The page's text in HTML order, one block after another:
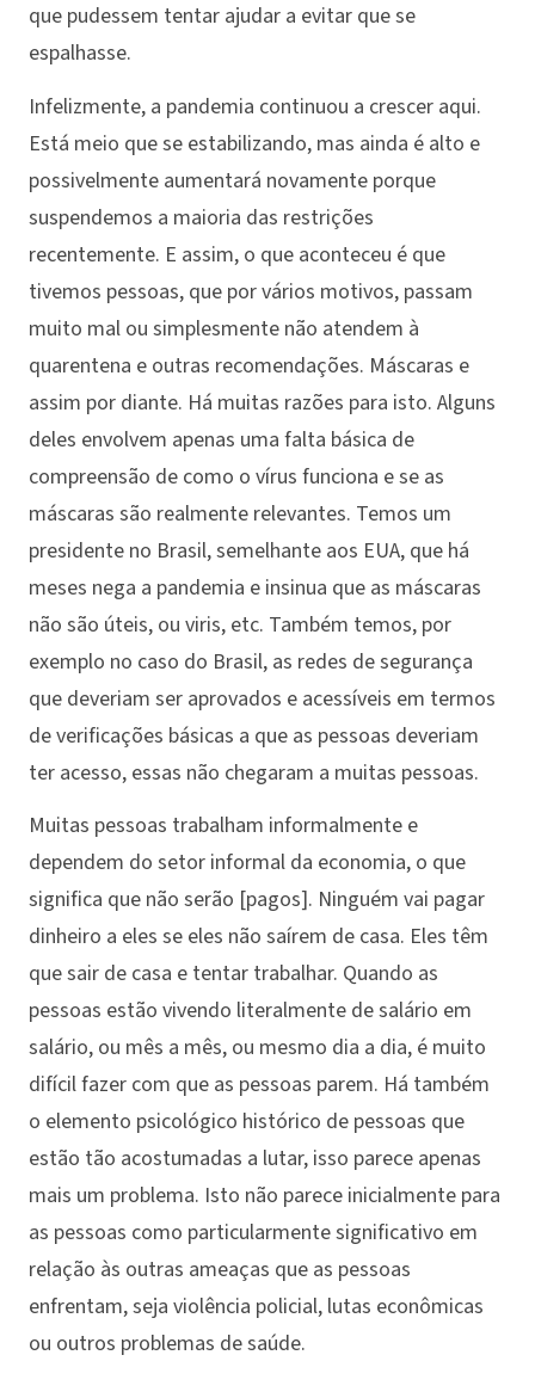
que pudessem tentar ajudar a evitar que se
espalhasse.
Infelizmente, a pandemia continuou a crescer aqui.
Está meio que se estabilizando, mas ainda é alto e
possivelmente aumentará novamente porque
suspendemos a maioria das restrições
recentemente. E assim, o que aconteceu é que
tivemos pessoas, que por vários motivos, passam
muito mal ou simplesmente não atendem à
quarentena e outras recomendações. Máscaras e
assim por diante. Há muitas razões para isto. Alguns
deles envolvem apenas uma falta básica de
compreensão de como o vírus funciona e se as
máscaras são realmente relevantes. Temos um
presidente no Brasil, semelhante aos EUA, que há
meses nega a pandemia e insinua que as máscaras
não são úteis, ou viris, etc. Também temos, por
exemplo no caso do Brasil, as redes de segurança
que deveriam ser aprovados e acessíveis em termos
de verificações básicas a que as pessoas deveriam
ter acesso, essas não chegaram a muitas pessoas.
Muitas pessoas trabalham informalmente e
dependem do setor informal da economia, o que
significa que não serão [pagos]. Ninguém vai pagar
dinheiro a eles se eles não saírem de casa. Eles têm
que sair de casa e tentar trabalhar. Quando as
pessoas estão vivendo literalmente de salário em
salário, ou mês a mês, ou mesmo dia a dia, é muito
difícil fazer com que as pessoas parem. Há também
o elemento psicológico histórico de pessoas que
estão tão acostumadas a lutar, isso parece apenas
mais um problema. Isto não parece inicialmente para
as pessoas como particularmente significativo em
relação às outras ameaças que as pessoas
enfrentam, seja violência policial, lutas econômicas
ou outros problemas de saúde.